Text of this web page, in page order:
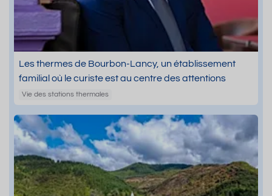
Les thermes de Bourbon-Lancy, un établissement
familial où le curiste est au centre des attentions
Vie des stations thermales